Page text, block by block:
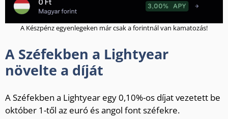
A Készpénz egyenlegeken már csak a forintnál van kamatozás!
A Széfekben a Lightyear
növelte a díját
A Széfekben a Lightyear egy 0,10%-os díjat vezetett be
október 1-től az euró és angol font széfekre.